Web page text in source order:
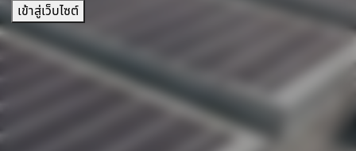
เข้าสู่เว็บไซต์